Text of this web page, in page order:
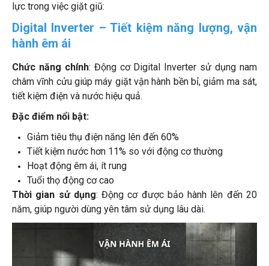
lực trong việc giặt giũ:
Digital Inverter – Tiết kiệm năng lượng, vận
hành êm ái
Chức năng chính: Động cơ Digital Inverter sử dụng nam
châm vĩnh cửu giúp máy giặt vận hành bền bỉ, giảm ma sát,
tiết kiệm điện và nước hiệu quả.
Đặc điểm nổi bật:
Giảm tiêu thụ điện năng lên đến 60%
Tiết kiệm nước hơn 11% so với động cơ thường
Hoạt động êm ái, ít rung
Tuổi thọ động cơ cao
Thời gian sử dụng: Động cơ được bảo hành lên đến 20
năm, giúp người dùng yên tâm sử dụng lâu dài.